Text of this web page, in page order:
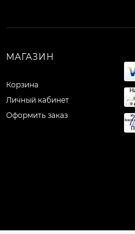
МАГАЗИН
Корзина
Личный кабинет
Оформить заказ